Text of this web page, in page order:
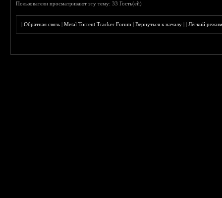
Пользователи просматривают эту тему: 33 Гость(ей)
|Обратная связь |Metal Torrent Tracker Forum |Вернуться к началу ||Лёгкий